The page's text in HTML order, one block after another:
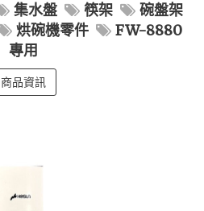
集水盤 筷架
碗盤架
烘碗機零件
FW-8880
專用
商品資訊